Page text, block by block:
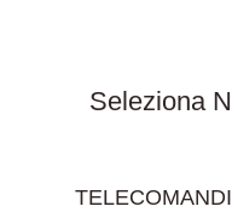
TELECOMANDI